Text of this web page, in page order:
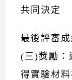
共同決定
最後評審成
(三)獎勵：
得實驗材